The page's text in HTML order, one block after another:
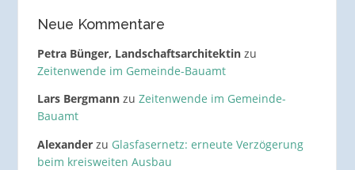
Neue Kommentare
Petra Bünger, Landschaftsarchitektinzu
Zeitenwende im Gemeinde-Bauamt
Lars Bergmannzu Zeitenwende im Gemeinde-
Bauamt
Alexanderzu Glasfasernetz: erneute Verzögerung
beim kreisweiten Ausbau